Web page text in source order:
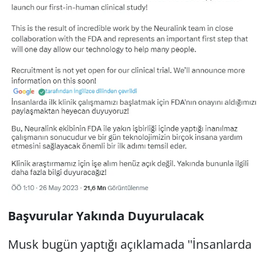
Başvurular Yakında Duyurulacak
Musk bugün yaptığı açıklamada ''İnsanlarda